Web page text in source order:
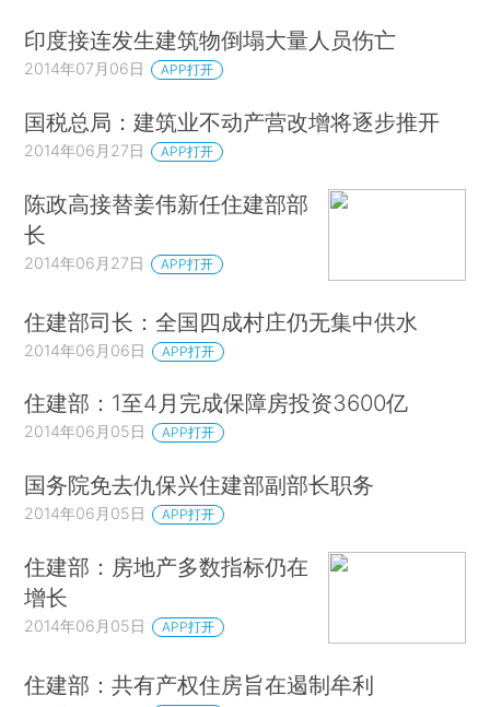
印度接连发生建筑物倒塌大量人员伤亡
2014年07月06日 APP打开
国税总局：建筑业不动产营改增将逐步推开
2014年06月27日 APP打开
陈政高接替姜伟新任住建部部
长
2014年06月27日 APP打开
住建部司长：全国四成村庄仍无集中供水
2014年06月06日 APP打开
住建部：1至4月完成保障房投资3600亿
2014年06月05日 APP打开
国务院免去仇保兴住建部副部长职务
2014年06月05日 APP打开
住建部：房地产多数指标仍在
增长
2014年06月05日 APP打开
住建部：共有产权住房旨在遏制牟利